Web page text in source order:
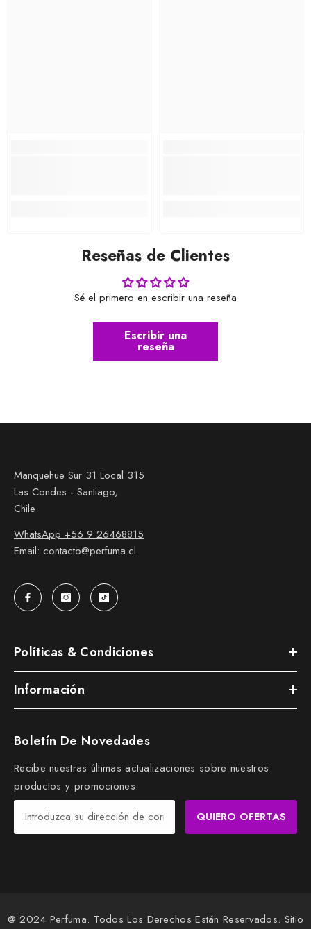
Reseñas de Clientes
Sé el primero en escribir una reseña
Escribir una
reseña
Manquehue Sur 31 Local 315
Las Condes - Santiago,
Chile
WhatsApp +56 9 26468815
Email: contacto@perfuma.cl
Políticas & Condiciones
Información
Boletín De Novedades
Recibe nuestras últimas actualizaciones sobre nuestros
productos y promociones.
QUIERO OFERTAS
@ 2024 Perfuma. Todos Los Derechos Están Reservados. Sitio